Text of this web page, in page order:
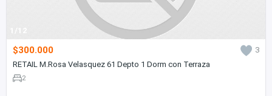
1/12
$300.000
3
RETAIL M.Rosa Velasquez 61 Depto 1 Dorm con Terraza
2